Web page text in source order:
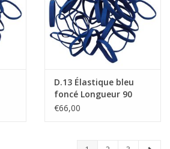
D.13 Élastique bleu
foncé Longueur 90
mm, Largeur 15 mm
€66,00